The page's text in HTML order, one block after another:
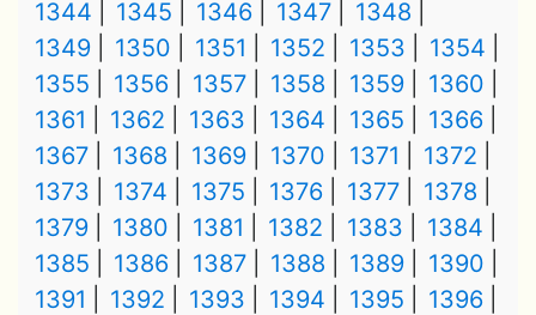
1344
1345 1346 1347
1348
1349
1350 1351 1352 1353
1354
1355
1356 1357 1358 1359
1360
1361
1362 1363 1364 1365
1366
1367
1368 1369 1370 1371
1372
1373
1374 1375 1376 1377
1378
1379
1380 1381 1382 1383
1384
1385
1386 1387 1388 1389
1390
1391
1392 1393 1394 1395
1396